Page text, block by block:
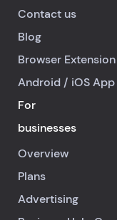
Contact us
Blog
Browser Extension
Android/ iOSApp
For
businesses
Overview
Plans
Advertising